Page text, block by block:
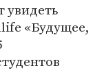
увидеть
«Будущее,